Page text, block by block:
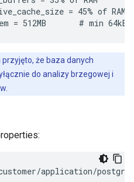
= 45% of RAM
= 512MB       # min 64kB
że baza danych
do analizy brzegowej i
application/